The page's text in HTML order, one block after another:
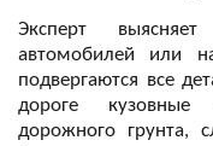
Эксперт
автомобилей или
подвергаются все
дороге кузовные
дорожного грунта,